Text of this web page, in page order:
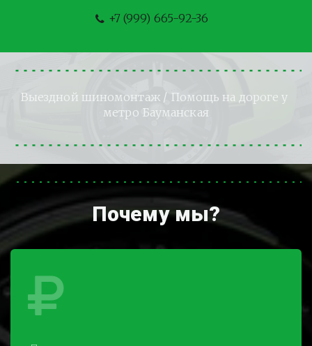
+7 (999) 665-92-36
Выездной шиномонтаж / Помощь на дороге у
метро Бауманская
Почему мы?